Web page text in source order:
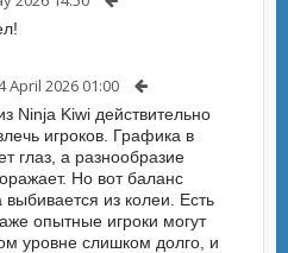
April 2026 01:00
Ninja Kiwi действительно
игроков. Графика в
глаз, а разнообразие
Но вот баланс
выбивается из колеи. Есть
опытные игроки могут
уровне слишком долго, и